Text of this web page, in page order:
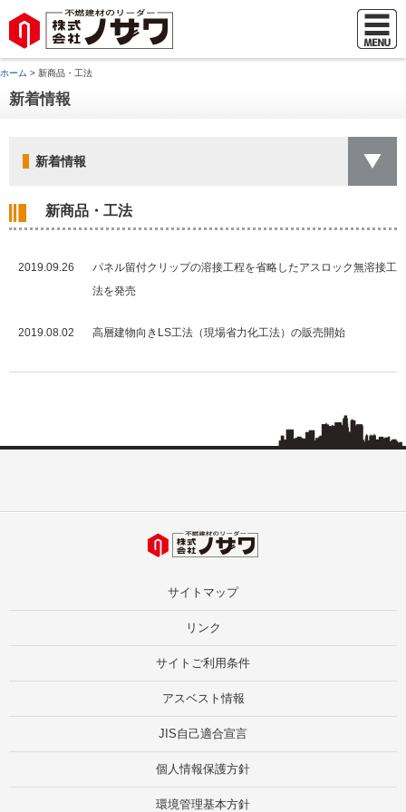
ホーム > 新商品・工法
新着情報
新着情報
新商品・工法
2019.09.26
パネル留付クリップの溶接工程を省略したアスロック無溶接工
法を発売
2019.08.02 高層建物向きLS工法（現場省力化工法）の販売開始
サイトマップ
リンク
サイトご利用条件
アスベスト情報
JIS自己適合宣言
個人情報保護方針
環境管理基本方針